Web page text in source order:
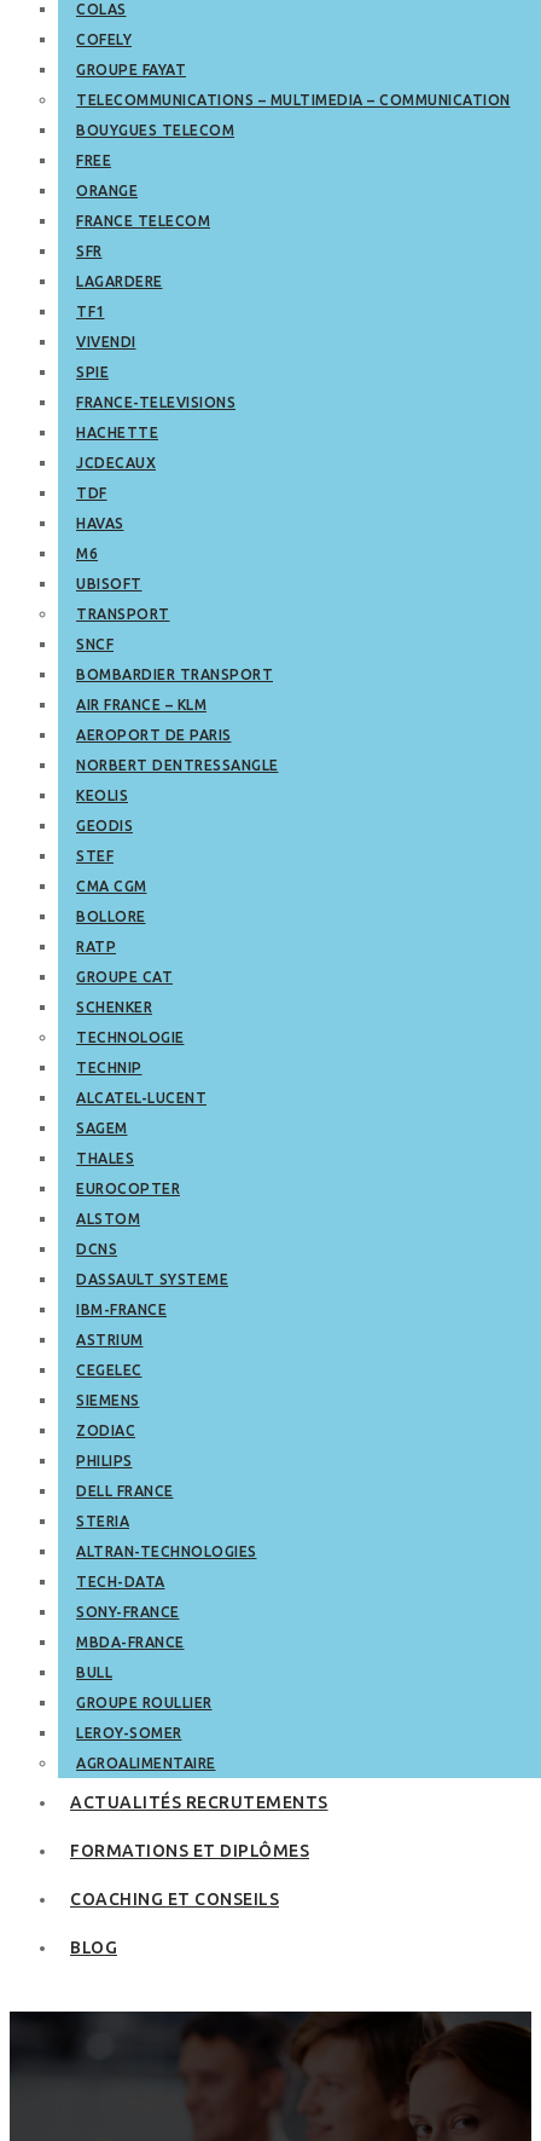
COLAS
COFELY
GROUPE FAYAT
TELECOMMUNICATIONS – MULTIMEDIA – COMMUNICATION
BOUYGUES TELECOM
FREE
ORANGE
FRANCE TELECOM
SFR
LAGARDERE
TF1
VIVENDI
SPIE
FRANCE-TELEVISIONS
HACHETTE
JCDECAUX
TDF
HAVAS
M6
UBISOFT
TRANSPORT
SNCF
BOMBARDIER TRANSPORT
AIR FRANCE – KLM
AEROPORT DE PARIS
NORBERT DENTRESSANGLE
KEOLIS
GEODIS
STEF
CMA CGM
BOLLORE
RATP
GROUPE CAT
SCHENKER
TECHNOLOGIE
TECHNIP
ALCATEL-LUCENT
SAGEM
THALES
EUROCOPTER
ALSTOM
DCNS
DASSAULT SYSTEME
IBM-FRANCE
ASTRIUM
CEGELEC
SIEMENS
ZODIAC
PHILIPS
DELL FRANCE
STERIA
ALTRAN-TECHNOLOGIES
TECH-DATA
SONY-FRANCE
MBDA-FRANCE
BULL
GROUPE ROULLIER
LEROY-SOMER
AGROALIMENTAIRE
ACTUALITÉS RECRUTEMENTS
FORMATIONS ET DIPLÔMES
COACHING ET CONSEILS
BLOG